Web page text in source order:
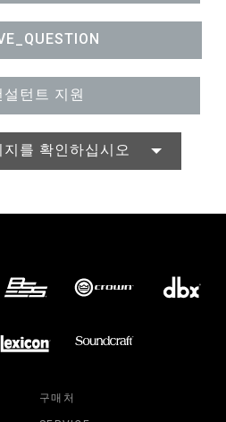
설턴트 지원
를 확인하십시오
구매처